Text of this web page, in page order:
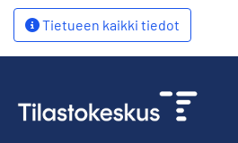
Tietueen kaikki tiedot